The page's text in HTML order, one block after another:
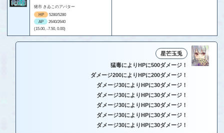
猪市 きゐこのアバター
HP
5280/5280
AP
2640/2640
(15.00, -7.50, 0.00)
星芒玉兎
猛毒によりHPに500ダメージ！
ダメージ200によりHPに200ダメージ！
ダメージ30によりHPに30ダメージ！
ダメージ30によりHPに30ダメージ！
ダメージ30によりHPに30ダメージ！
ダメージ30によりHPに30ダメージ！
ダメージ30によりHPに30ダメージ！